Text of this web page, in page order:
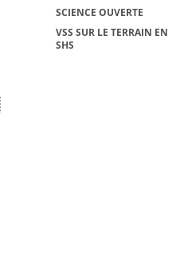
SCIENCE OUVERTE
VSS SUR LE TERRAIN EN
SHS